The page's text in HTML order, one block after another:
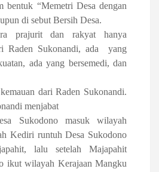
bentuk “Memetri Desa dengan
di sebut Bersih Desa.
prajurit
dan rakyat hanya
Raden Sukonandi, ada
yang
ada yang bersemedi, dan
dari Raden Sukonandi.
menjabat
Sukodono masuk wilayah
Kediri runtuh Desa Sukodono
lalu setelah Majapahit
ikut wilayah Kerajaan Mangku